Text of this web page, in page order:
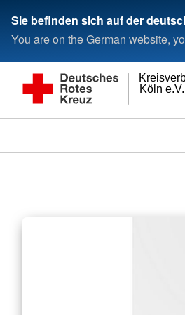
Sie befinden sich auf der
You are on the German website,
Köln e.V.